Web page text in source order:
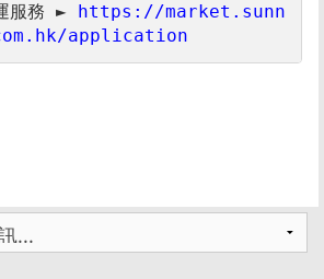
服務 ►
https://market.sunn
application